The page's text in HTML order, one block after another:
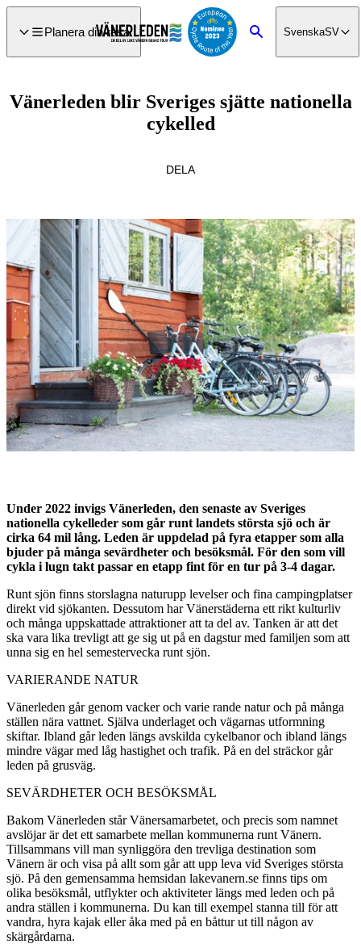
till
Planera din resa
Sök SvenskaSV
Vänerleden blir Sveriges sjätte nationella
cykelled
DELA
Bildspel
med
bilder
Under 2022 invigs Vänerleden, den senaste av Sveriges
nationella cykelleder som går runt landets största sjö och är
cirka 64 mil lång. Leden är uppdelad på fyra etapper som alla
bjuder på många sevärdheter och besöksmål. För den som vill
cykla i lugn takt passar en etapp fint för en tur på 3-4 dagar.
Runt sjön finns storslagna naturupp­ levelser och fina campingplatser
direkt vid sjökanten. Dessutom har Vänerstäderna ett rikt kulturliv
och många uppskattade attraktioner att ta del av. Tanken är att det
ska vara lika trevligt att ge sig ut på en dagstur med familjen som att
unna sig en hel semestervecka runt sjön.
VARIERANDE NATUR
Vänerleden går genom vacker och varie­ rande natur och på många
ställen nära vattnet. Själva underlaget och vägarnas utformning
skiftar. Ibland går leden längs avskilda cykelbanor och ibland längs
mindre vägar med låg hastighet och trafik. På en del sträckor går
leden på grusväg.
SEVÄRDHETER OCH BESÖKSMÅL
Bakom Vänerleden står Vänersamarbetet, och precis som namnet
avslöjar är det ett samarbete mellan kommunerna runt Vänern.
Tillsammans vill man synliggöra den trevliga destination som
Vänern är och visa på allt som går att upp­ leva vid Sveriges största
sjö. På den gemensamma hemsidan lakevanern.se finns tips om
olika besöksmål, utflykter och aktiviteter längs med leden och på
andra ställen i kommunerna. Du kan till exempel stanna till för att
vandra, hyra kajak eller åka med på en båttur ut till någon av
skärgårdarna.